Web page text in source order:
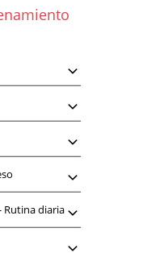
Rutina diaria